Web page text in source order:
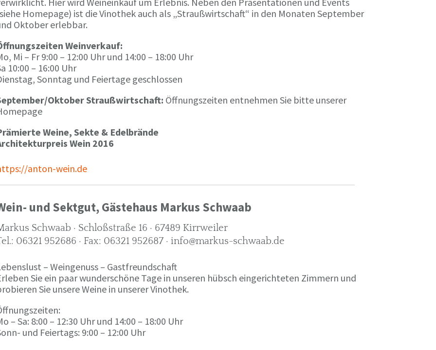
Homepage) ist die Vinothek auch als „Straußwirtschaft“ in den Monaten September
Oktober erlebbar.
Weinverkauf:
Mi – Fr 9:00 – 12:00 Uhr und 14:00 – 18:00 Uhr
10:00 – 16:00 Uhr
Sonntag und Feiertage geschlossen
Oktober Straußwirtschaft: Öffnungszeiten entnehmen Sie bitte unserer
Weine, Sekte & Edelbrände
Wein 2016
anton-wein.de
und Sektgut, Gästehaus Markus Schwaab
Schwaab · Schloßstraße 16 · 67489 Kirrweiler
06321 952686 · Fax: 06321 952687 · info@markus-schwaab.de
– Weingenuss – Gastfreundschaft
Sie ein paar wunderschöne Tage in unseren hübsch eingerichteten Zimmern und
Sie unsere Weine in unserer Vinothek.
– Sa: 8:00 – 12:30 Uhr und 14:00 – 18:00 Uhr
und Feiertags: 9:00 – 12:00 Uhr